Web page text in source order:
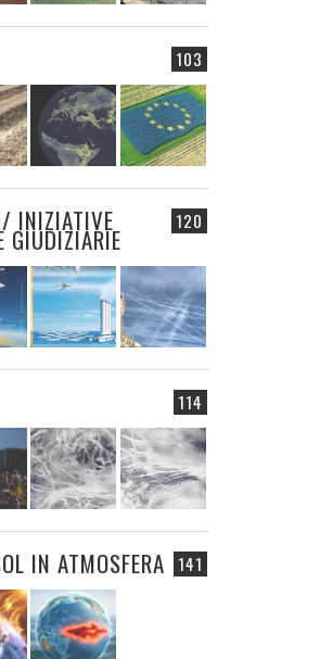
103
120
INIZIATIVE
GIUDIZIARIE
114
141
IN ATMOSFERA